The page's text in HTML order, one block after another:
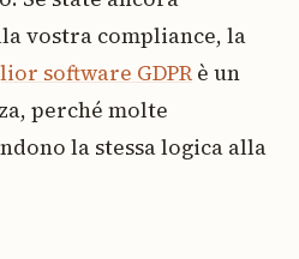
vostra compliance, la
software GDPR è un
perché molte
la stessa logica alla